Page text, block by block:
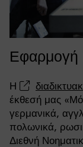
Εφαρμογή
Η
έκθεσή μας
γερμανικά,
πολωνικά,
Διεθνή